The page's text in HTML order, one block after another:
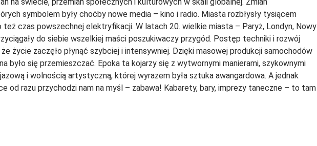
symbolem były choćby nowe media – kino i radio. Miasta rozbłysły tysiącem
też czas powszechnej elektryfikacji. W latach 20. wielkie miasta – Paryż, Londyn, Nowy
do siebie wszelkiej maści poszukiwaczy przygód. Postęp techniki i rozwój
że życie zaczęło płynąć szybciej i intensywniej. Dzięki masowej produkcji samochodów
było się przemieszczać. Epoka ta kojarzy się z wytwornymi manierami, szykownymi
i wolnością artystyczną, której wyrazem była sztuka awangardowa. A jednak
od razu przychodzi nam na myśl – zabawa! Kabarety, bary, imprezy taneczne – to tam